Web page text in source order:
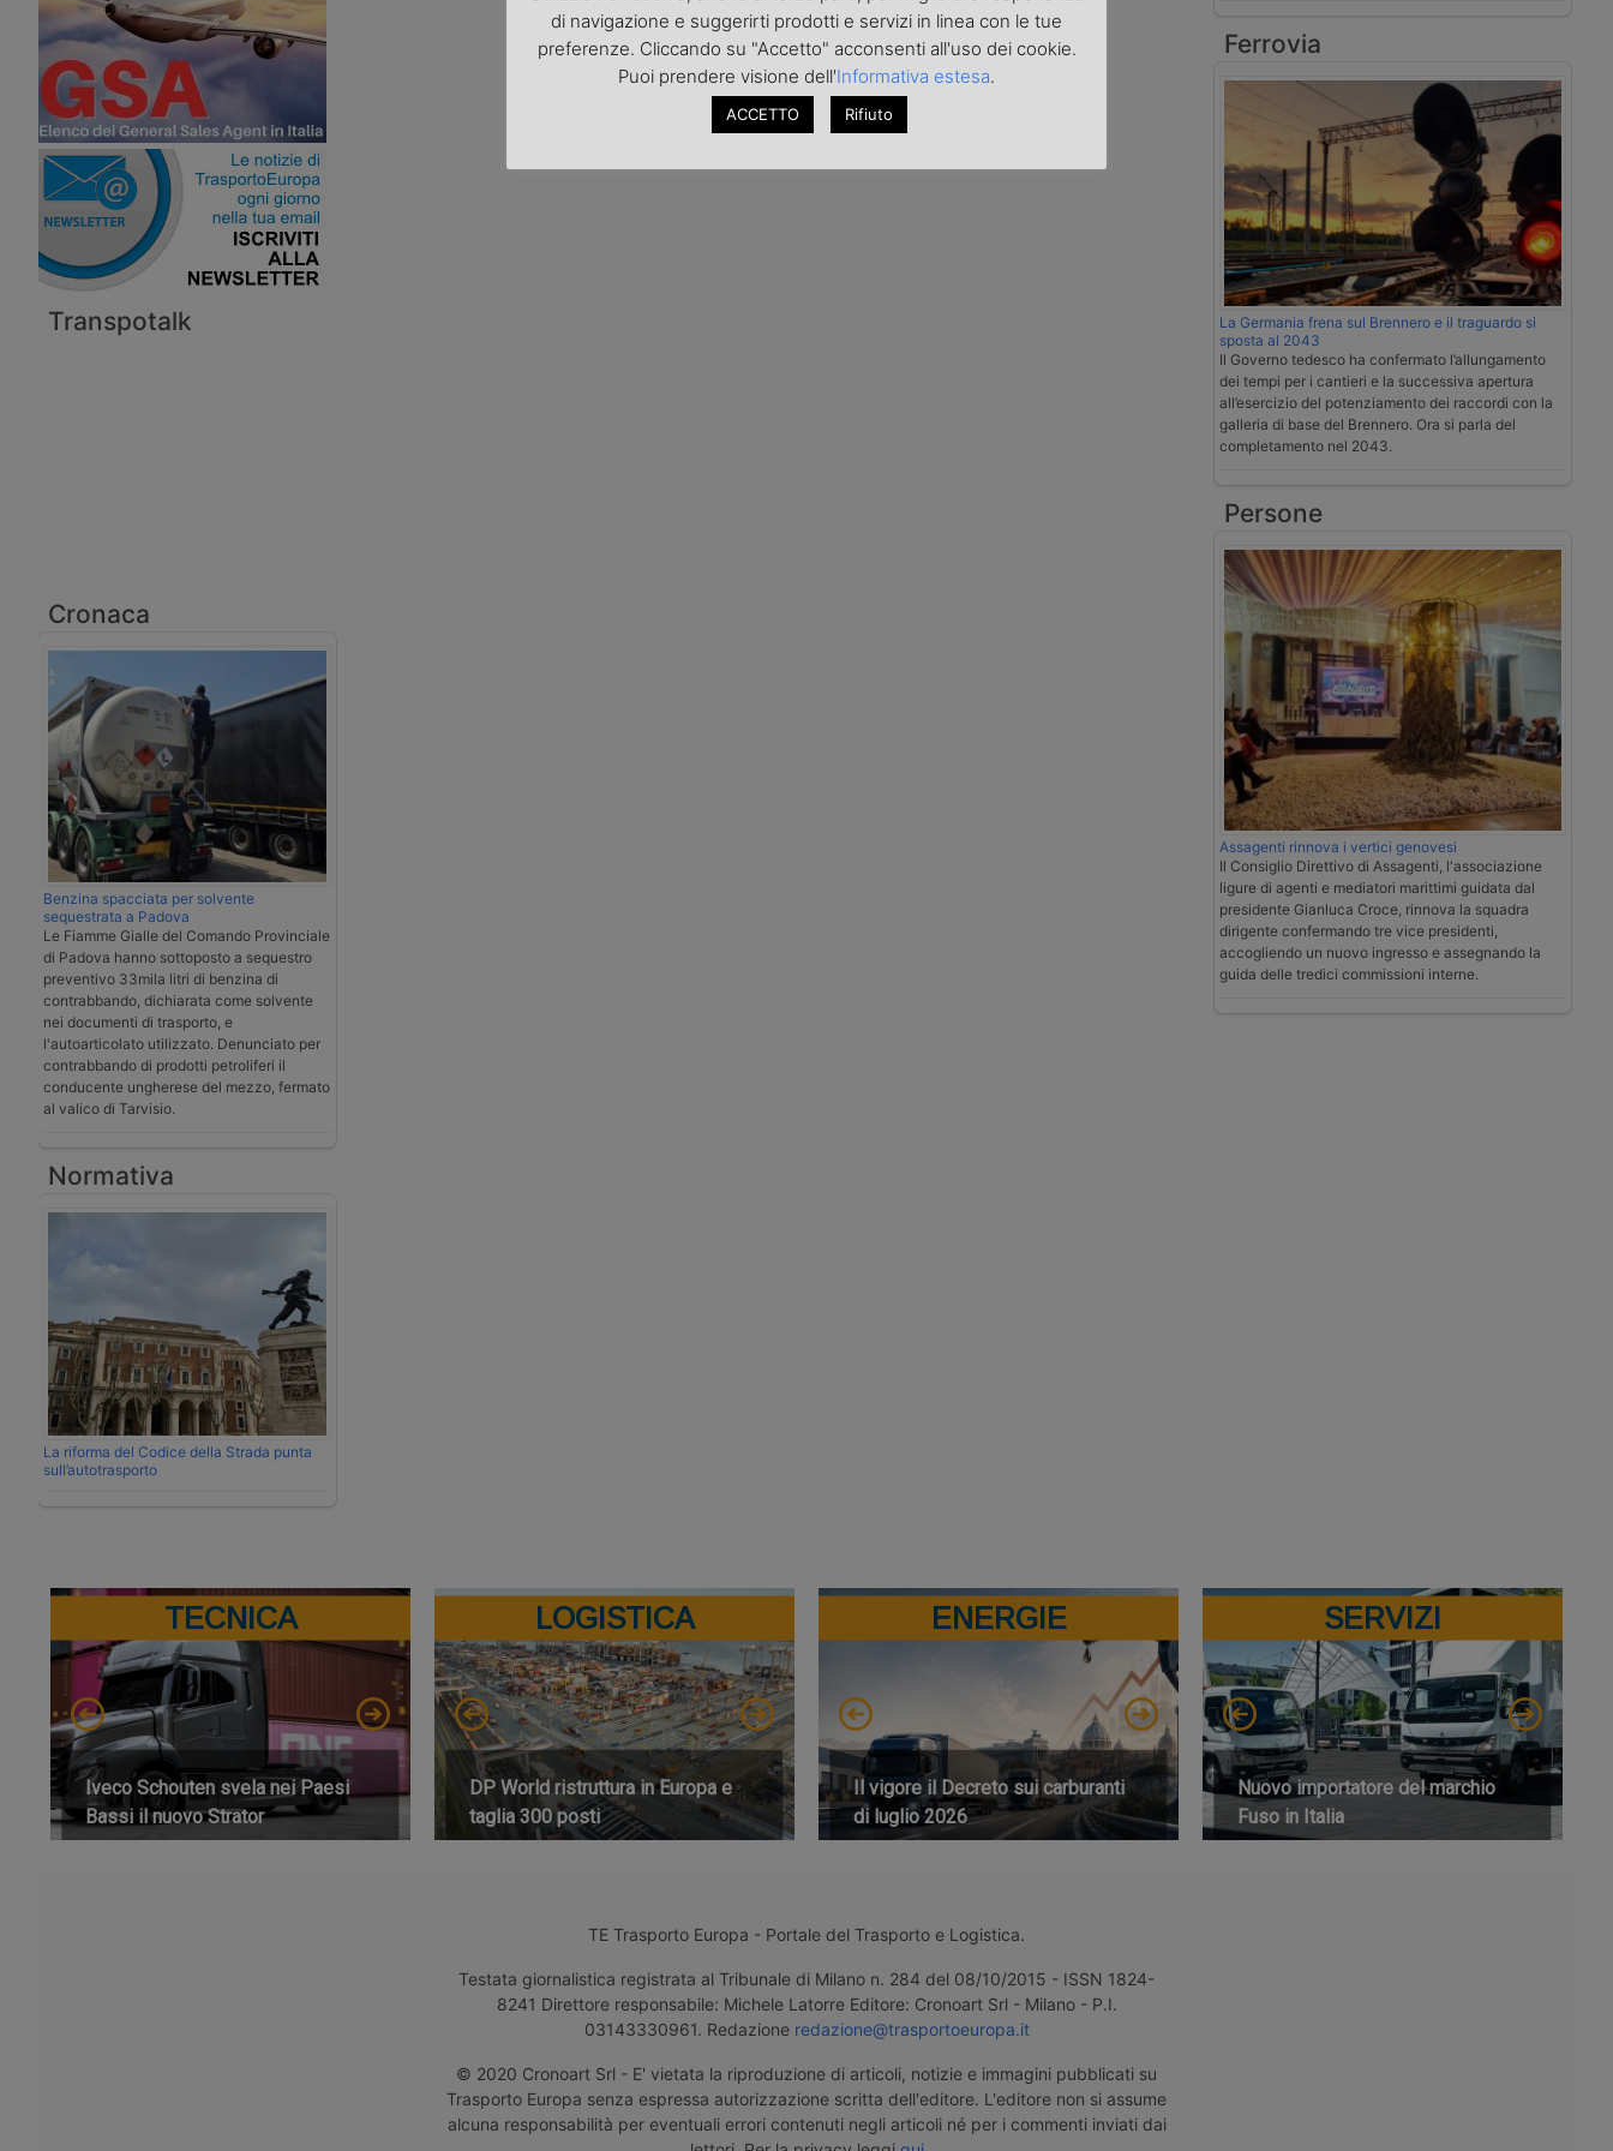
Transpotalk
Cronaca
Benzina spacciata per solvente
sequestrata a Padova
Le Fiamme Gialle del Comando Provinciale
di Padova hanno sottoposto a sequestro
preventivo 33mila litri di benzina di
contrabbando, dichiarata come solvente
nei documenti di trasporto, e
l'autoarticolato utilizzato. Denunciato per
contrabbando di prodotti petroliferi il
conducente ungherese del mezzo, fermato
al valico di Tarvisio.
Normativa
La riforma del Codice della Strada punta
sull’autotrasporto
Ferrovia
La Germania frena sul Brennero e il traguardo si
sposta al 2043
Il Governo tedesco ha confermato l’allungamento
dei tempi per i cantieri e la successiva apertura
all’esercizio del potenziamento dei raccordi con la
galleria di base del Brennero. Ora si parla del
completamento nel 2043.
Persone
Assagenti rinnova i vertici genovesi
Il Consiglio Direttivo di Assagenti, l'associazione
ligure di agenti e mediatori marittimi guidata dal
presidente Gianluca Croce, rinnova la squadra
dirigente confermando tre vice presidenti,
accogliendo un nuovo ingresso e assegnando la
guida delle tredici commissioni interne.
TECNICA
Iveco Schouten svela nei Paesi
Bassi il nuovo Strator
LOGISTICA
DP World ristruttura in Europa e
taglia 300 posti
ENERGIE
Il vigore il Decreto sui carburanti
di luglio 2026
SERVIZI
Nuovo importatore del marchio
Fuso in Italia
TE Trasporto Europa - Portale del Trasporto e Logistica.
Testata giornalistica registrata al Tribunale di Milano n. 284 del 08/10/2015 - ISSN 1824-
8241 Direttore responsabile: Michele Latorre Editore: Cronoart Srl - Milano - P.I.
03143330961. Redazione redazione@trasportoeuropa.it
© 2020 Cronoart Srl - E' vietata la riproduzione di articoli, notizie e immagini pubblicati su
Trasporto Europa senza espressa autorizzazione scritta dell'editore. L'editore non si assume
alcuna responsabilità per eventuali errori contenuti negli articoli né per i commenti inviati dai
di navigazione e suggerirti prodotti e servizi in linea con le tue
preferenze. Cliccando su "Accetto" acconsenti all'uso dei cookie.
Puoi prendere visione dell'Informativa estesa.
ACCETTO Rifiuto